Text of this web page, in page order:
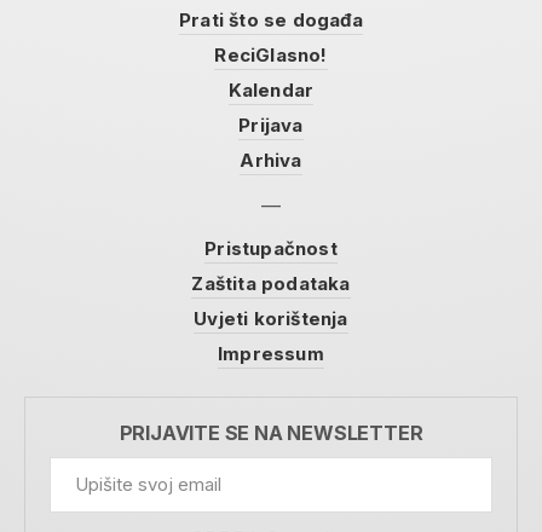
Prati što se događa
ReciGlasno!
Kalendar
Prijava
Arhiva
Pristupačnost
Zaštita podataka
Uvjeti korištenja
Impressum
PRIJAVITE SE NA NEWSLETTER